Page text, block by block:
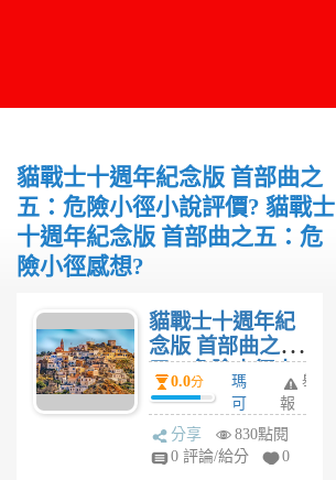
貓戰士十週年紀念版 首部曲之
五：危險小徑小說評價? 貓戰士
十週年紀念版 首部曲之五：危
險小徑感想?
貓戰士十週年紀
念版 首部曲之
五：危險小徑小
說評價? 貓戰士
十週年紀念版 首
部曲之五：危險
小徑感想?
0.0分
瑪
可
6
年
舉
報
分享
830點閱
0 評論/給分
0